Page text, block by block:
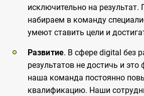
исключительно на
набираем в команду
умеют ставить цели и
Развитие. В сфере digital без
результатов не достичь и
наша команда постоянно
квалификацию. Наши